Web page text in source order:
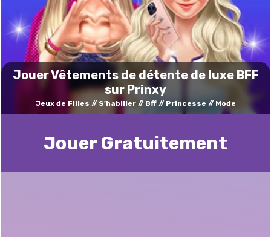
Jouer Vêtements de détente de luxe BFF
sur Prinxy
Jeux de Filles S'habiller Bff Princesse Mode
Jouer Gratuitement